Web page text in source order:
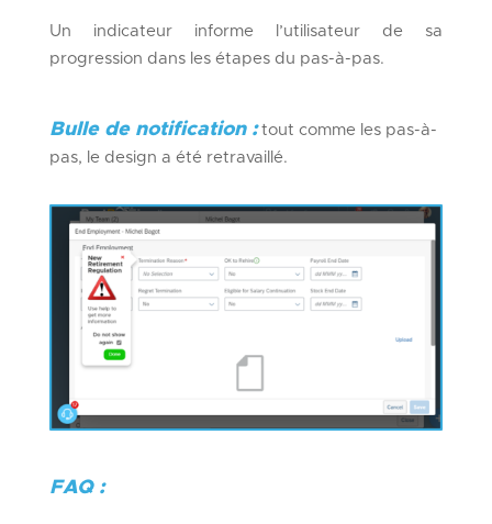
Un indicateur informe l’utilisateur de sa
progression dans les étapes du pas-à-pas.
Bulle de notification :tout comme les pas-à-
pas, le design a été retravaillé.
FAQ :